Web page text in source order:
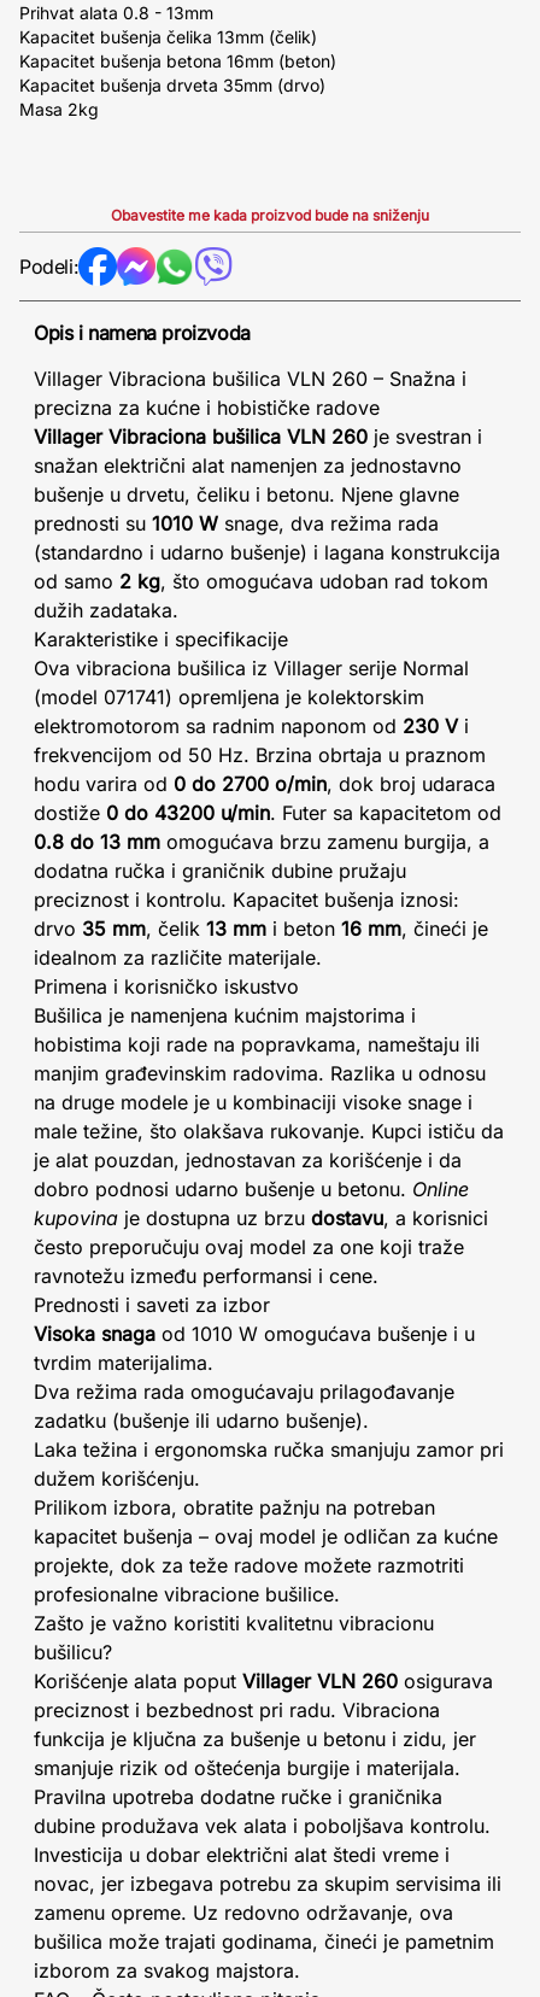
Prihvat alata 0.8 - 13mm
Kapacitet bušenja čelika 13mm (čelik)
Kapacitet bušenja betona 16mm (beton)
Kapacitet bušenja drveta 35mm (drvo)
Masa 2kg
Obavestite me kada proizvod bude na sniženju
Podeli:
Opis i namena proizvoda
Villager Vibraciona bušilica VLN 260 – Snažna i
precizna za kućne i hobističke radove
Villager Vibraciona bušilica VLN 260 je svestran i
snažan električni alat namenjen za jednostavno
bušenje u drvetu, čeliku i betonu. Njene glavne
prednosti su 1010 W snage, dva režima rada
(standardno i udarno bušenje) i lagana konstrukcija
od samo 2 kg, što omogućava udoban rad tokom
dužih zadataka.
Karakteristike i specifikacije
Ova vibraciona bušilica iz Villager serije Normal
(model 071741) opremljena je kolektorskim
elektromotorom sa radnim naponom od 230 Vi
frekvencijom od 50 Hz. Brzina obrtaja u praznom
hodu varira od 0 do 2700 o/min, dok broj udaraca
dostiže 0 do 43200 u/min. Futer sa kapacitetom od
0.8 do 13 mm omogućava brzu zamenu burgija, a
dodatna ručka i graničnik dubine pružaju
preciznost i kontrolu. Kapacitet bušenja iznosi:
drvo 35 mm, čelik 13 mm i beton 16 mm, čineći je
idealnom za različite materijale.
Primena i korisničko iskustvo
Bušilica je namenjena kućnim majstorima i
hobistima koji rade na popravkama, nameštaju ili
manjim građevinskim radovima. Razlika u odnosu
na druge modele je u kombinaciji visoke snage i
male težine, što olakšava rukovanje. Kupci ističu da
je alat pouzdan, jednostavan za korišćenje i da
dobro podnosi udarno bušenje u betonu. Online
kupovina je dostupna uz brzu dostavu, a korisnici
često preporučuju ovaj model za one koji traže
ravnotežu između performansi i cene.
Prednosti i saveti za izbor
Visoka snaga od 1010 W omogućava bušenje i u
tvrdim materijalima.
Dva režima rada omogućavaju prilagođavanje
zadatku (bušenje ili udarno bušenje).
Laka težina i ergonomska ručka smanjuju zamor pri
dužem korišćenju.
Prilikom izbora, obratite pažnju na potreban
kapacitet bušenja – ovaj model je odličan za kućne
projekte, dok za teže radove možete razmotriti
profesionalne vibracione bušilice.
Zašto je važno koristiti kvalitetnu vibracionu
bušilicu?
Korišćenje alata poput Villager VLN 260 osigurava
preciznost i bezbednost pri radu. Vibraciona
funkcija je ključna za bušenje u betonu i zidu, jer
smanjuje rizik od oštećenja burgije i materijala.
Pravilna upotreba dodatne ručke i graničnika
dubine produžava vek alata i poboljšava kontrolu.
Investicija u dobar električni alat štedi vreme i
novac, jer izbegava potrebu za skupim servisima ili
zamenu opreme. Uz redovno održavanje, ova
bušilica može trajati godinama, čineći je pametnim
izborom za svakog majstora.